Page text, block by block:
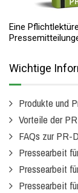
Eine
Wichtige
Produkte und
Vorteile der
FAQs zur PR-
Pressearbeit
Pressearbeit
Pressearbeit